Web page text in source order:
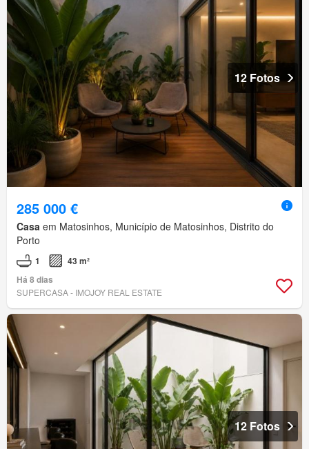
12 Fotos
285 000 €
Casa em Matosinhos, Município de Matosinhos, Distrito do
Porto
1
43 m²
Há 8 dias
SUPERCASA - IMOJOY REAL ESTATE
12 Fotos